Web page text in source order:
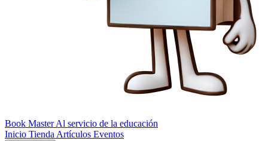
Book Master Al servicio de la educación
Inicio Tienda Artículos Eventos